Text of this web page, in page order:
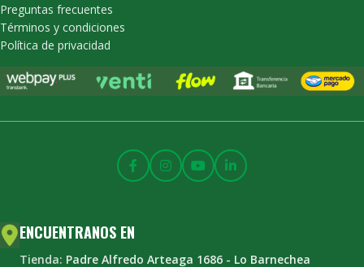
Preguntas frecuentes
Términos y condiciones
Política de privacidad
ENCUENTRANOS EN
Tienda: Padre Alfredo Arteaga 1686 - Lo Barnechea